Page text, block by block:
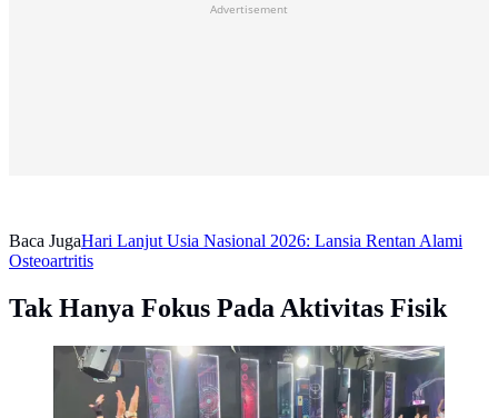
Advertisement
Baca JugaHari Lanjut Usia Nasional 2026: Lansia Rentan Alami
Osteoartritis
Tak Hanya Fokus Pada Aktivitas Fisik